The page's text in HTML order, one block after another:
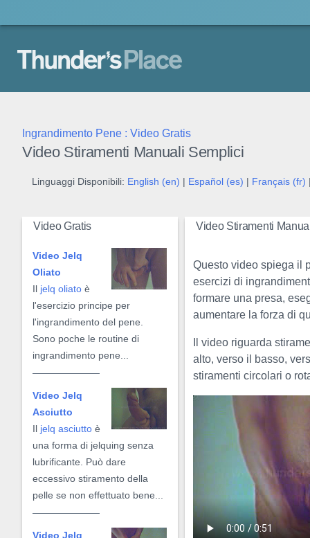
Thunder's Place
Ingrandimento Pene : Video Gratis
Video Stiramenti Manuali Semplici
Linguaggi Disponibili: English (en) Español (es) Français (fr)
Video Gratis
Video Jelq
Oliato
Il jelq oliato è
l'esercizio principe per
l'ingrandimento del pene.
Sono poche le routine di
ingrandimento pene...
Video Jelq
Asciutto
Il jelq asciutto è
una forma di jelquing senza
lubrificante. Può dare
eccessivo stiramento della
pelle se non effettuato bene...
Video Jelq
Video Stiramenti
Questo video spiega il
esercizi di
formare una presa,
aumentare la forza di
Il video riguarda
alto, verso il basso,
stiramenti circolari o